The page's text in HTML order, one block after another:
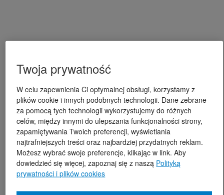
Twoja prywatność
W celu zapewnienia Ci optymalnej obsługi, korzystamy z
plików cookie i innych podobnych technologii. Dane zebrane
za pomocą tych technologii wykorzystujemy do różnych
celów, między innymi do ulepszania funkcjonalności strony,
zapamiętywania Twoich preferencji, wyświetlania
najtrafniejszych treści oraz najbardziej przydatnych reklam.
Możesz wybrać swoje preferencje, klikając w link. Aby
dowiedzieć się więcej, zapoznaj się z naszą Polityką
prywatności i plików cookies